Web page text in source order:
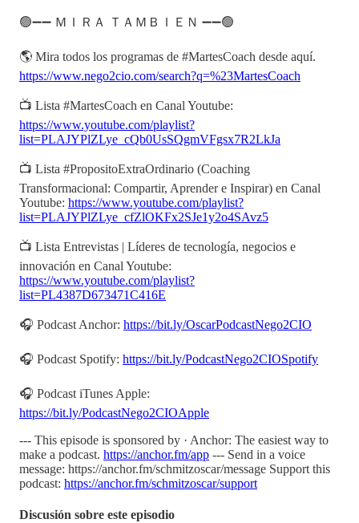
🟢➖➖ ＭＩＲＡ ＴＡＭＢＩＥＮ ➖➖🟢
🌎 Mira todos los programas de #MartesCoach desde aquí.
https://www.nego2cio.com/search?q=%23MartesCoach
📺 Lista #MartesCoach en Canal Youtube:
https://www.youtube.com/playlist?
list=PLAJYPlZLye_cQb0UsSQgmVFgsx7R2LkJa
📺 Lista #PropositoExtraOrdinario (Coaching
Transformacional: Compartir, Aprender e Inspirar) en Canal
Youtube: https://www.youtube.com/playlist?
list=PLAJYPlZLye_cfZlOKFx2SJe1y2o4SAvz5
📺 Lista Entrevistas | Líderes de tecnología, negocios e
innovación en Canal Youtube:
https://www.youtube.com/playlist?
list=PL4387D673471C416E
🎧 Podcast Anchor: https://bit.ly/OscarPodcastNego2CIO
🎧 Podcast Spotify: https://bit.ly/PodcastNego2CIOSpotify
🎧 Podcast iTunes Apple:
https://bit.ly/PodcastNego2CIOApple
--- This episode is sponsored by · Anchor: The easiest way to
make a podcast. https://anchor.fm/app --- Send in a voice
message: https://anchor.fm/schmitzoscar/message Support this
podcast: https://anchor.fm/schmitzoscar/support
Discusión sobre este episodio